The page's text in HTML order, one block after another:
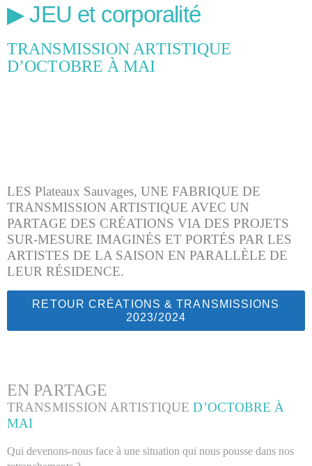
▶︎ JEU et corporalité
TRANSMISSION ARTISTIQUE
D’OCTOBRE À MAI
LES Plateaux Sauvages, UNE FABRIQUE DE
TRANSMISSION ARTISTIQUE AVEC UN
PARTAGE DES CRÉATIONS VIA DES PROJETS
SUR-MESURE IMAGINÉS ET PORTÉS PAR LES
ARTISTES DE LA SAISON EN PARALLÈLE DE
LEUR RÉSIDENCE.
RETOUR CRÉATIONS & TRANSMISSIONS
2023/2024
EN PARTAGE
TRANSMISSION ARTISTIQUED’OCTOBRE À
MAI
Qui devenons-nous face à une situation qui nous pousse dans nos